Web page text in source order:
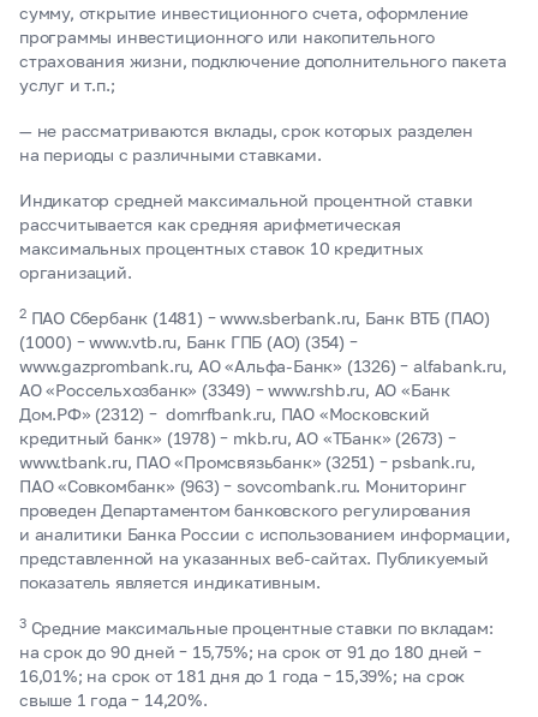
сумму, открытие инвестиционного счета, оформление
программы инвестиционного или накопительного
страхования жизни, подключение дополнительного пакета
услуг и т.п.;
— не рассматриваются вклады, срок которых разделен
на периоды с различными ставками.
Индикатор средней максимальной процентной ставки
рассчитывается как средняя арифметическая
максимальных процентных ставок 10 кредитных
организаций.
2ПАО Сбербанк (1481) – www.sberbank.ru, Банк ВТБ (ПАО)
(1000) – www.vtb.ru, Банк ГПБ (АО) (354) –
www.gazprombank.ru, АО «Альфа-Банк» (1326) – alfabank.ru,
АО «Россельхозбанк» (3349) – www.rshb.ru, АО «Банк
Дом.РФ» (2312) – domrfbank.ru, ПАО «Московский
кредитный банк» (1978) – mkb.ru, АО «ТБанк» (2673) –
www.tbank.ru, ПАО «Промсвязьбанк» (3251) – psbank.ru,
ПАО «Совкомбанк» (963) – sovcombank.ru. Мониторинг
проведен Департаментом банковского регулирования
и аналитики Банка России с использованием информации,
представленной на указанных веб-сайтах. Публикуемый
показатель является индикативным.
3Средние максимальные процентные ставки по вкладам:
на срок до 90 дней – 15,75%; на срок от 91 до 180 дней –
16,01%; на срок от 181 дня до 1 года – 15,39%; на срок
свыше 1 года – 14,20%.